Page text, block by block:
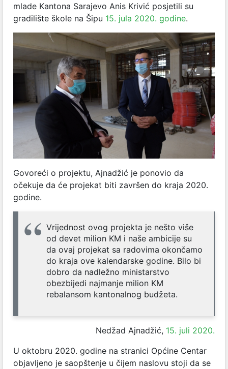
mlade Kantona Sarajevo Anis Krivić posjetili su
gradilište škole na Šipu 15. jula 2020. godine.
Govoreći o projektu, Ajnadžić je ponovio da
očekuje da će projekat biti završen do kraja 2020.
godine.
Vrijednost ovog projekta je nešto više
od devet milion KM i naše ambicije su
da ovaj projekat sa radovima okončamo
do kraja ove kalendarske godine. Bilo bi
dobro da nadležno ministarstvo
obezbijedi najmanje milion KM
rebalansom kantonalnog budžeta.
Nedžad Ajnadžić, 15. juli 2020.
U oktobru 2020. godine na stranici Općine Centar
objavljeno je saopštenje u čijem naslovu stoji da se